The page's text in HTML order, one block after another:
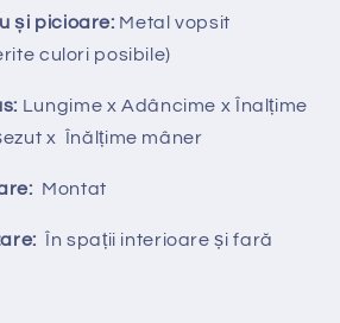
și picioare: Metal vopsit
culori posibile)
Lungime x Adâncime x Înalțime
x Înălțime mâner
Montat
În spații interioare și fară